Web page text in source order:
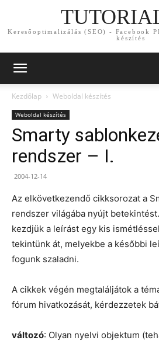
Keresőoptimalizálás (SEO) - Facebook
készítés
Kezdőlap Weboldal készítés
Weboldal készítés
Smarty
rendszer – I.
2004-12-14
Az elkövetkezendő cikksorozat a
rendszer világába nyújt
kezdjük a leírást egy kis
tekintünk át, melyekbe a későbbi
fogunk szaladni.
A cikkek végén megtaláljátok a
fórum hivatkozását, kérdezzetek
változó: Olyan nyelvi objektum